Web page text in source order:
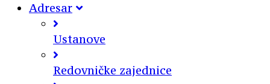
Adresar
Ustanove
Redovničke zajednice